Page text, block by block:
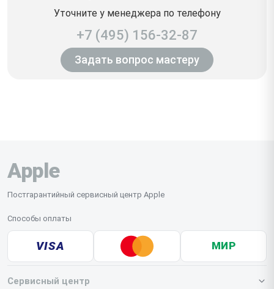
Уточните у менеджера по телефону
+7 (495) 156-32-87
Задать вопрос мастеру
Apple
Постгарантийный сервисный центр Apple
Способы оплаты
VISA МИР
Сервисный центр